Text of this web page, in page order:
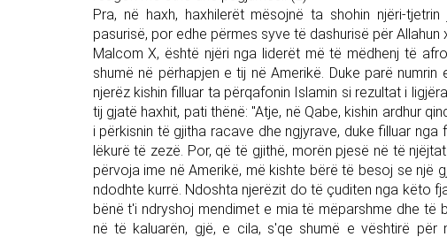
Pra, në haxh, haxhilerët mësojnë ta shohin njëri-
pasurisë, por edhe përmes syve të dashurisë për Allahun
Malcom X, është njëri nga liderët më të mëdhenj të
shumë në përhapjen e tij në Amerikë. Duke parë
njerëz kishin filluar ta përqafonin Islamin si rezultat i
tij gjatë haxhit, pati thënë: "Atje, në Qabe, kishin ardhur
i përkisnin të gjitha racave dhe ngjyrave, duke filluar
lëkurë të zezë. Por, që të gjithë, morën pjesë në të
përvoja ime në Amerikë, më kishte bërë të besoj se një
ndodhte kurrë. Ndoshta njerëzit do të çuditen nga këto
bënë t'i ndryshoj mendimet e mia të mëparshme dhe të
në të kaluarën, gjë, e cila, s'qe shumë e vështirë për